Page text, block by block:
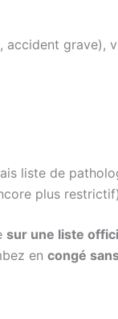
accident grave),
liste de
plus restrictif)
sur une liste
en congé